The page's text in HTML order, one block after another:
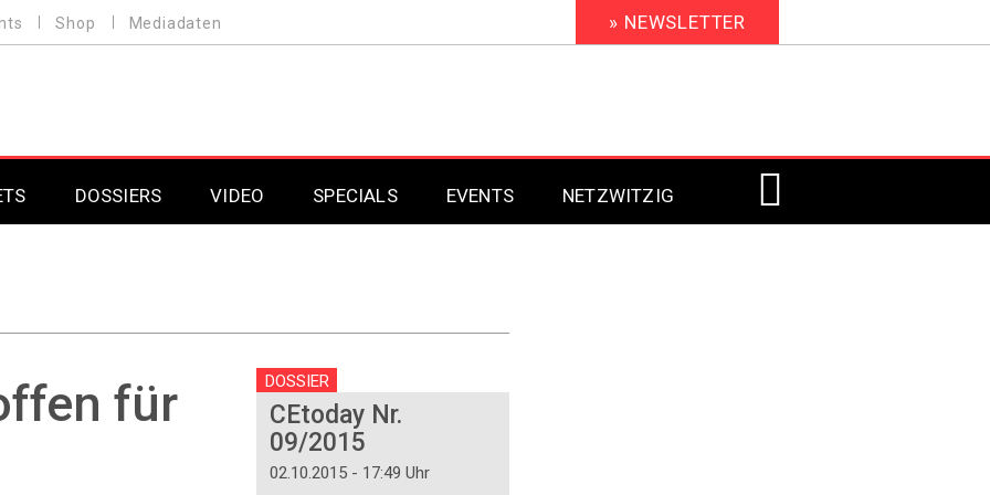
Shop Mediadaten » NEWSLETTER
DOSSIERS
DAB+
VIDEO SPECIALS
Professional AV & Digital Signage 2021
Professional AV & Digital Signage 2020
Professional AV & Digital Signage 2019
EVENTS NETZWITZIG
für
DOSSIER
CEtoday Nr.
09/2015
02.10.2015 - 17:49 Uhr